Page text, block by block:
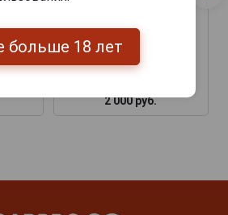
Toro
Сигары Toreo Nicaragua
2 000 руб.
больше 18 лет